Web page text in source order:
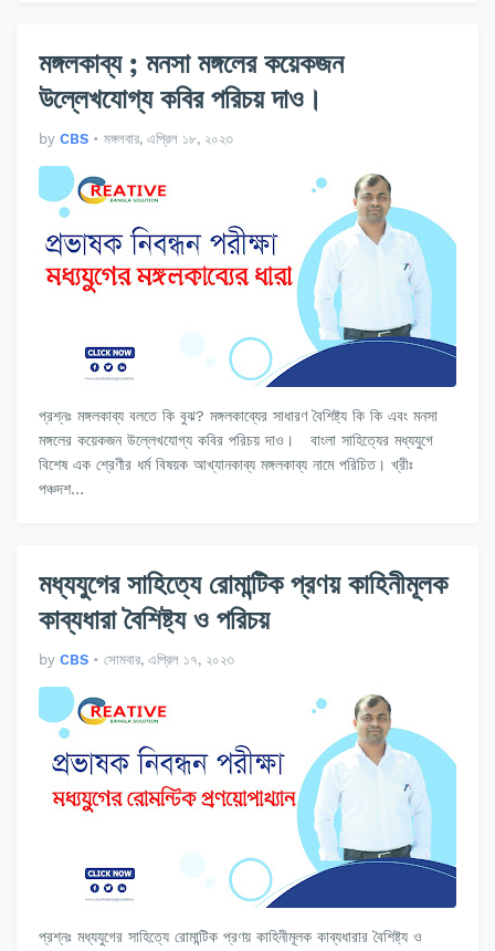
মঙ্গলকাব্য ; মনসা মঙ্গলের কয়েকজন
উল্লেখযোগ্য কবির পরিচয় দাও।
by CBS • মঙ্গলবার, এপ্রিল ১৮, ২০২৩
প্রশ্নঃ মঙ্গলকাব্য বলতে কি বুঝ? মঙ্গলকাব্যের সাধারণ বৈশিষ্ট্য কি কি এবং মনসা
মঙ্গলের কয়েকজন উল্লেখযোগ্য কবির পরিচয় দাও। বাংলা সাহিত্যের মধ্যযুগে
বিশেষ এক শ্রেণীর ধর্ম বিষয়ক আখ্যানকাব্য মঙ্গলকাব্য নামে পরিচিত। খ্রীঃ
পঞ্চদশ…
মধ্যযুগের সাহিত্যে রোমান্টিক প্রণয় কাহিনীমূলক
কাব্যধারা বৈশিষ্ট্য ও পরিচয়
by CBS • সোমবার, এপ্রিল ১৭, ২০২৩
প্রশ্নঃ মধ্যযুগের সাহিত্যে রোমান্টিক প্রণয় কাহিনীমূলক কাব্যধারার বৈশিষ্ট্য ও